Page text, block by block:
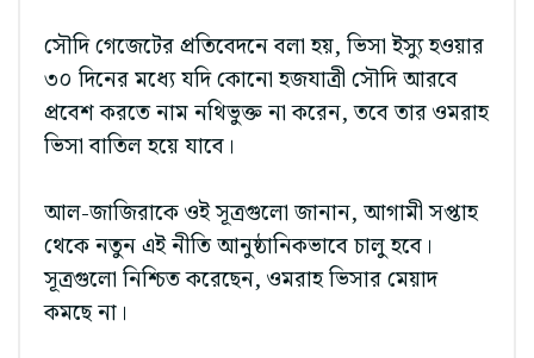
সৌদি গেজেটের প্রতিবেদনে বলা হয়, ভিসা ইস্যু হওয়ার
৩০ দিনের মধ্যে যদি কোনো হজযাত্রী সৌদি আরবে
প্রবেশ করতে নাম নথিভুক্ত না করেন, তবে তার ওমরাহ
ভিসা বাতিল হয়ে যাবে।
আল-জাজিরাকে ওই সূত্রগুলো জানান, আগামী সপ্তাহ
থেকে নতুন এই নীতি আনুষ্ঠানিকভাবে চালু হবে।
সূত্রগুলো নিশ্চিত করেছেন, ওমরাহ ভিসার মেয়াদ
কমছে না।